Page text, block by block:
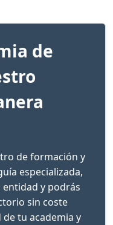
de
de formación y
especializada,
y podrás
sin coste
tu academia y